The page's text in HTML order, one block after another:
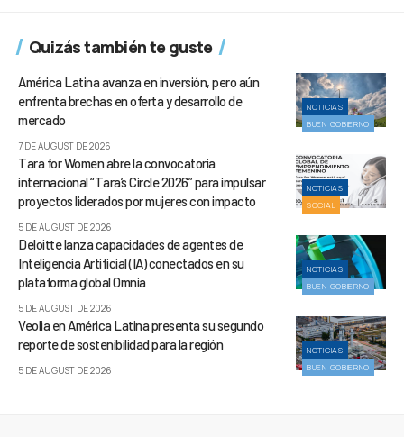
Quizás también te guste
NOTICIAS
BUEN GOBIERNO
América Latina avanza en inversión, pero aún
enfrenta brechas en oferta y desarrollo de
mercado
7 DE AUGUST DE 2026
NOTICIAS
SOCIAL
Tara for Women abre la convocatoria
internacional “Tara’s Circle 2026” para impulsar
proyectos liderados por mujeres con impacto
5 DE AUGUST DE 2026
NOTICIAS
BUEN GOBIERNO
Deloitte lanza capacidades de agentes de
Inteligencia Artificial (IA) conectados en su
plataforma global Omnia
5 DE AUGUST DE 2026
NOTICIAS
BUEN GOBIERNO
Veolia en América Latina presenta su segundo
reporte de sostenibilidad para la región
5 DE AUGUST DE 2026